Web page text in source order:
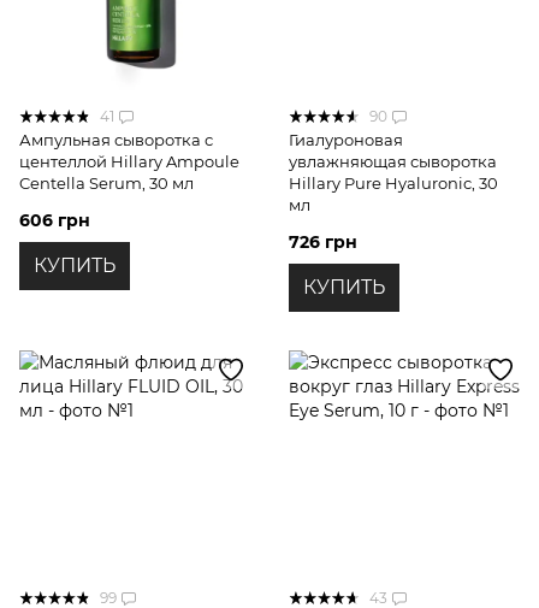
41
Ампульная сыворотка с
центеллой Hillary Ampoule
Centella Serum, 30 мл
606 грн
КУПИТЬ
90
Гиалуроновая
увлажняющая сыворотка
Hillary Pure Hyaluronic, 30
мл
726 грн
КУПИТЬ
99 43